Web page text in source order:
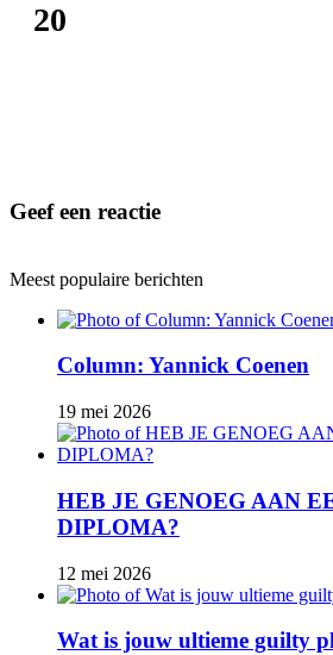
20
Geef een reactie
Meest populaire berichten
Column: Yannick Coenen
19 mei 2026
HEB JE GENOEG AAN
DIPLOMA?
12 mei 2026
Wat is jouw ultieme guilty